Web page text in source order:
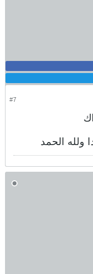
#7
ولله الحمد